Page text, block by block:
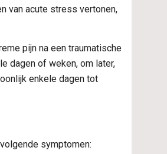
van acute stress vertonen,
pijn na een traumatische
dagen of weken, om later,
enkele dagen tot
symptomen: